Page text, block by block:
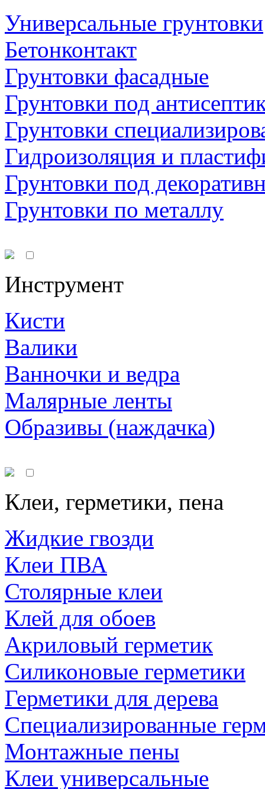
Универсальные грунтовки
Бетонконтакт
Грунтовки фасадные
Грунтовки под
Грунтовки
Гидроизоляция и
Грунтовки под
Грунтовки по металлу
Инструмент
Кисти
Валики
Ванночки и ведра
Малярные ленты
Образивы (наждачка)
Клеи, герметики, пена
Жидкие гвозди
Клеи ПВА
Столярные клеи
Клей для обоев
Акриловый герметик
Силиконовые герметики
Герметики для дерева
Специализированные
Монтажные пены
Клеи универсальные